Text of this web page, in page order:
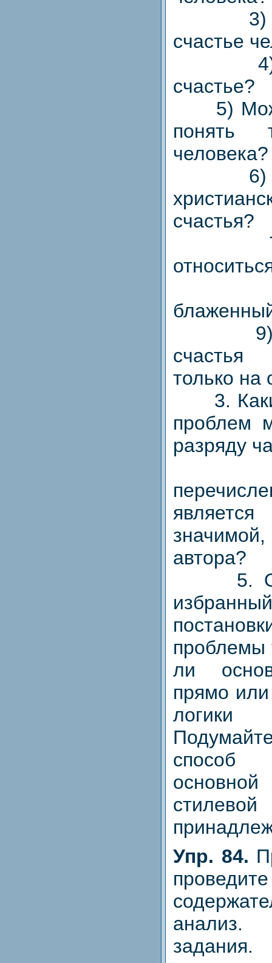
3) В
счастье
4)
счастье?
5)
понять
человека?
6) В
счастья?
7)
9)
только на
3.
проблем
разряду
автора?
5.
проблемы
ли
прямо или
логики
способ
стилевой
Упр. 84.
задания.